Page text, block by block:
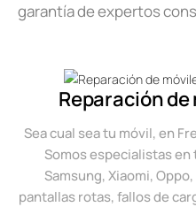
garantía de expertos
Reparación de
Sea cual sea tu móvil, en
Somos especialistas en
Samsung, Xiaomi,
pantallas rotas, fallos de